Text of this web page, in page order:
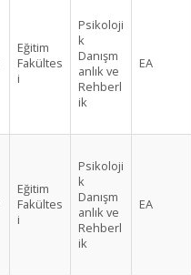
Eğitim
Fakültes
i
Psikoloji
k
Danışm
anlık ve
Rehberl
ik
EA
Eğitim
Fakültes
i
Psikoloji
k
Danışm
anlık ve
Rehberl
ik
EA